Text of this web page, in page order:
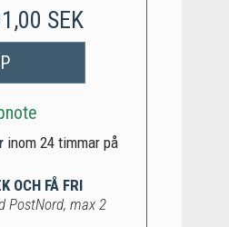
SEK
inom 24 timmar på
OCH FÅ FRI
PostNord, max 2